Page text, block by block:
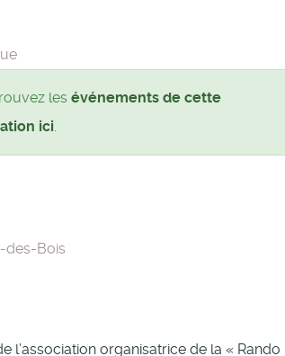
lesévénements de cette
ici.
des-Bois
l’association organisatrice de la « Rando